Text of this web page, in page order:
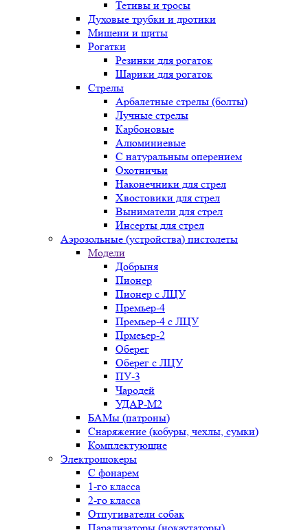
Тетивы и тросы
Духовые трубки и дротики
Мишени и щиты
Рогатки
Резинки для рогаток
Шарики для рогаток
Стрелы
Арбалетные стрелы (болты)
Лучные стрелы
Карбоновые
Алюминиевые
С натуральным оперением
Охотничьи
Наконечники для стрел
Хвостовики для стрел
Выниматели для стрел
Инсерты для стрел
Аэрозольные (устройства) пистолеты
Модели
Добрыня
Пионер
Пионер с ЛЦУ
Премьер-4
Премьер-4 с ЛЦУ
Прмеьер-2
Оберег
Оберег с ЛЦУ
ПУ-3
Чародей
УДАР-М2
БАМы (патроны)
Снаряжение (кобуры, чехлы, сумки)
Комплектующие
Электрошокеры
С фонарем
1-го класса
2-го класса
Отпугиватели собак